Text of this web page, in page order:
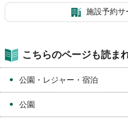
施設予約サ
こちらのページも読ま
公園・レジャー・宿泊
公園